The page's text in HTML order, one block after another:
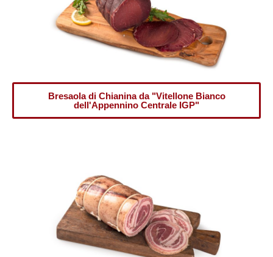
Bresaola di Chianina da "Vitellone Bianco
dell'Appennino Centrale IGP"